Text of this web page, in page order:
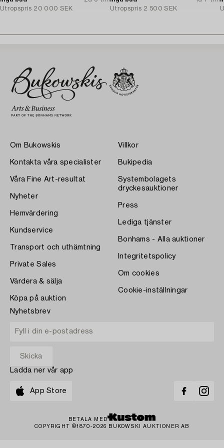
Utropspris 20 000 SEK
Utropspris 2 500 SEK
Om Bukowskis
Kontakta våra specialister
Våra Fine Art-resultat
Nyheter
Hemvärdering
Kundservice
Transport och uthämtning
Private Sales
Värdera & sälja
Köpa på auktion
Villkor
Bukipedia
Systembolagets
dryckesauktioner
Press
Lediga tjänster
Bonhams - Alla auktioner
Integritetspolicy
Om cookies
Cookie-inställningar
Nyhetsbrev
Ladda ner vår app
App Store
BETALA MED
COPYRIGHT ©1870-2026 BUKOWSKI AUKTIONER AB